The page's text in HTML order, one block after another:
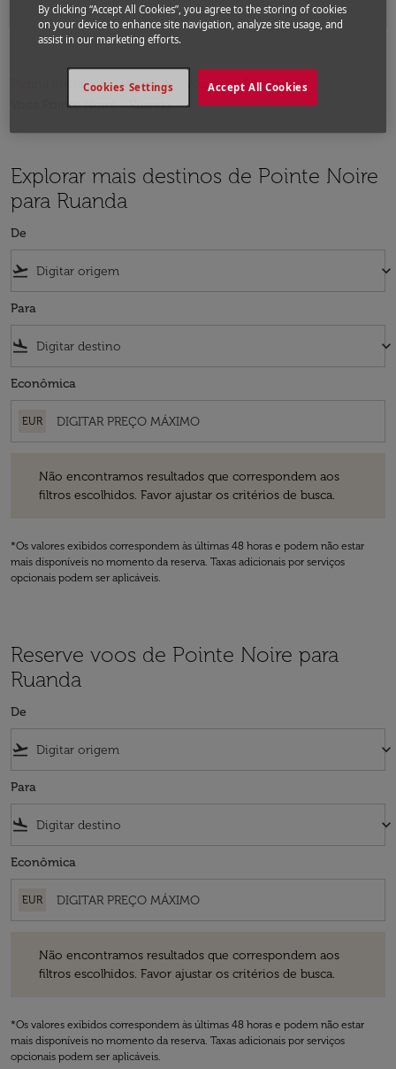
Página inicial Voos
Voos para Ruanda
Voos Pointe Noire - Ruanda
Explorar mais destinos de Pointe Noire
para Ruanda
De
flight_takeoff keyboard_arrow_down
Para
flight_land keyboard_arrow_down
Econômica
EUR
Não encontramos resultados que correspondem aos
filtros escolhidos. Favor ajustar os critérios de busca.
*Os valores exibidos correspondem às últimas 48 horas e podem não estar
mais disponíveis no momento da reserva. Taxas adicionais por serviços
opcionais podem ser aplicáveis.
Reserve voos de Pointe Noire para
Ruanda
De
flight_takeoff keyboard_arrow_down
Para
flight_land keyboard_arrow_down
Econômica
EUR
Não encontramos resultados que correspondem aos
filtros escolhidos. Favor ajustar os critérios de busca.
*Os valores exibidos correspondem às últimas 48 horas e podem não estar
mais disponíveis no momento da reserva. Taxas adicionais por serviços
opcionais podem ser aplicáveis.
By clicking “Accept All Cookies”, you agree to the storing of cookies
on your device to enhance site navigation, analyze site usage, and
assist in our marketing efforts.
Accept All Cookies
Cookies Settings